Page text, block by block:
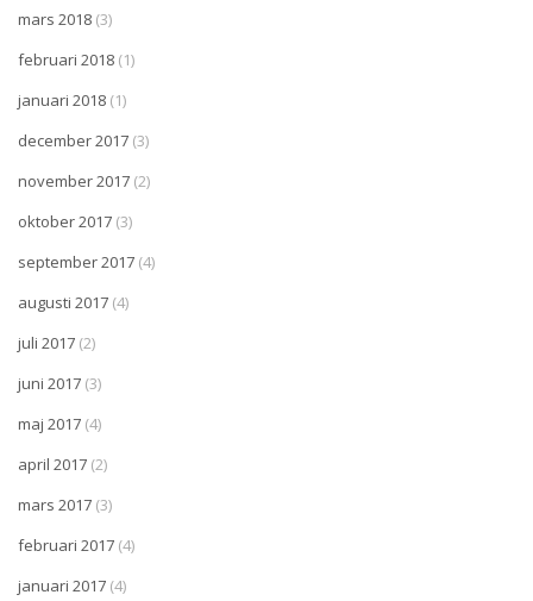
mars 2018 (3)
februari 2018 (1)
januari 2018 (1)
december 2017 (3)
november 2017 (2)
oktober 2017 (3)
september 2017 (4)
augusti 2017 (4)
juli 2017 (2)
juni 2017 (3)
maj 2017 (4)
april 2017 (2)
mars 2017 (3)
februari 2017 (4)
januari 2017 (4)